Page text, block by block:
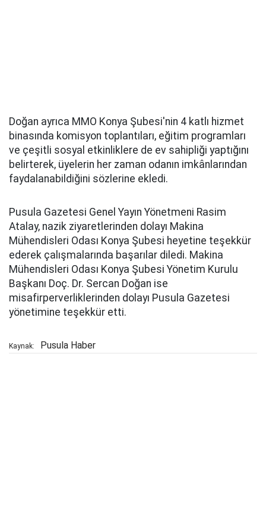
Doğan ayrıca MMO Konya Şubesi'nin 4 katlı hizmet
binasında komisyon toplantıları, eğitim programları
ve çeşitli sosyal etkinliklere de ev sahipliği yaptığını
belirterek, üyelerin her zaman odanın imkânlarından
faydalanabildiğini sözlerine ekledi.
Pusula Gazetesi Genel Yayın Yönetmeni Rasim
Atalay, nazik ziyaretlerinden dolayı Makina
Mühendisleri Odası Konya Şubesi heyetine teşekkür
ederek çalışmalarında başarılar diledi. Makina
Mühendisleri Odası Konya Şubesi Yönetim Kurulu
Başkanı Doç. Dr. Sercan Doğan ise
misafirperverliklerinden dolayı Pusula Gazetesi
yönetimine teşekkür etti.
Kaynak: Pusula Haber